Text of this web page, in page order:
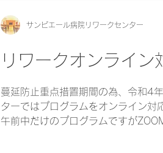
リワークオンライン
蔓延防止重点措置期間の為、令和4
ターではプログラムをオンライン対
午前中だけのプログラムですが
サンピエール病院リワークセンター